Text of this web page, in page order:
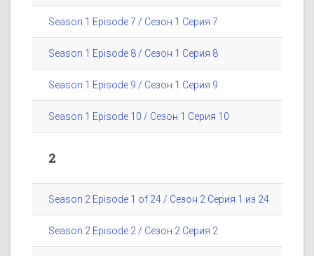
Season 1 Episode 7 / Сезон 1 Серия 7
Season 1 Episode 8 / Сезон 1 Серия 8
Season 1 Episode 9 / Сезон 1 Серия 9
Season 1 Episode 10 / Сезон 1 Серия 10
2
Season 2 Episode 1 of 24 / Сезон 2 Серия 1 из 24
Season 2 Episode 2 / Сезон 2 Серия 2